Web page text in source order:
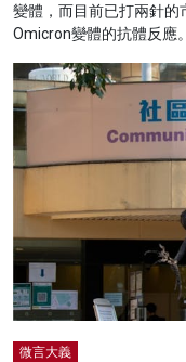
變體，而目前已打兩針
Omicron變體的抗體反應。
微言大義